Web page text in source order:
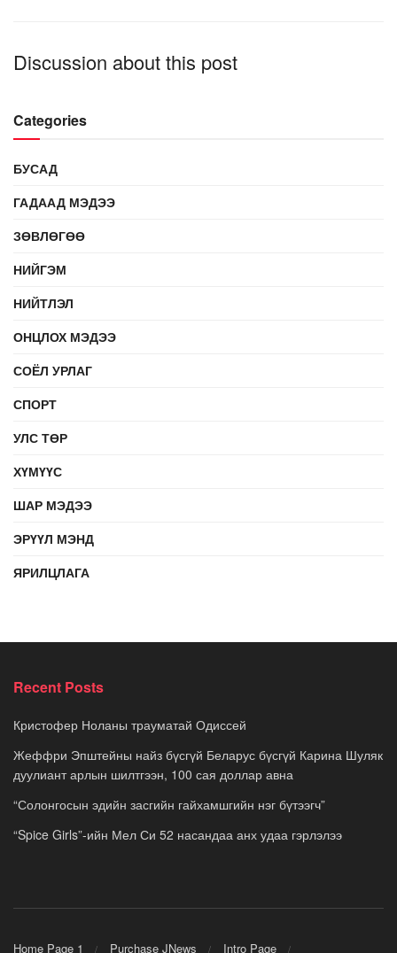
Discussion about this post
Categories
БУСАД
ГАДААД МЭДЭЭ
ЗӨВЛӨГӨӨ
НИЙГЭМ
НИЙТЛЭЛ
ОНЦЛОХ МЭДЭЭ
СОЁЛ УРЛАГ
СПОРТ
УЛС ТӨР
ХҮМҮҮС
ШАР МЭДЭЭ
ЭРҮҮЛ МЭНД
ЯРИЛЦЛАГА
Recent Posts
Кристофер Ноланы трауматай Одиссей
Жеффри Эпштейны найз бүсгүй Беларус бүсгүй Карина Шуляк
дуулиант арлын шилтгээн, 100 сая доллар авна
“Солонгосын эдийн засгийн гайхамшгийн нэг бүтээгч”
“Spice Girls”-ийн Мел Си 52 насандаа анх удаа гэрлэлээ
Home Page 1 Purchase JNews Intro Page